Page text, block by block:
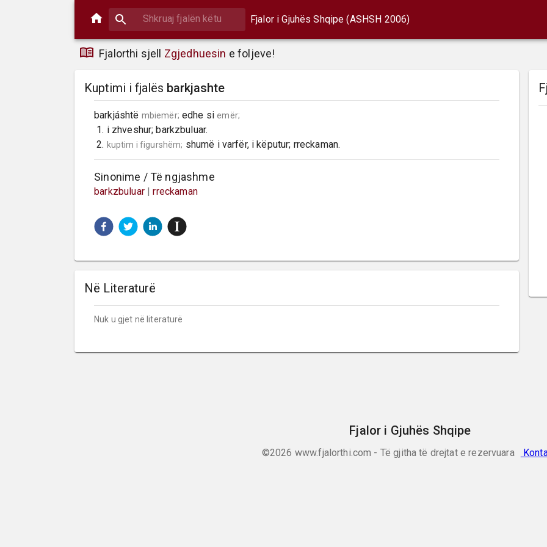
Fjalor i Gjuhës Shqipe (ASHSH 2006)
Fjalorthi sjell Zgjedhuesin e foljeve!
Kuptimi i fjalës barkjashte
barkjáshtë mbiemër; edhe si emër;
2. kuptim i figurshëm; shumë i varfër, i këputur; rreckaman.
Sinonime / Të ngjashme
barkzbuluar |rreckaman
Në Literaturë
Nuk u gjet në literaturë
Fjalor i Gjuhës Shqipe
©2026 www.fjalorthi.com - Të gjitha të drejtat e rezervuara